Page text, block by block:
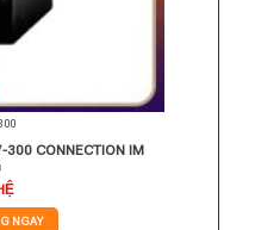
CONNECTION IM
NGAY